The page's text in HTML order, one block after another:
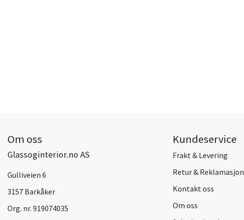
Om oss
Glassoginterior.no AS
Gulliveien 6
3157 Barkåker
Org. nr. 919074035
Kundeservice
Frakt & Levering
Retur & Reklamasjon
Kontakt oss
Om oss